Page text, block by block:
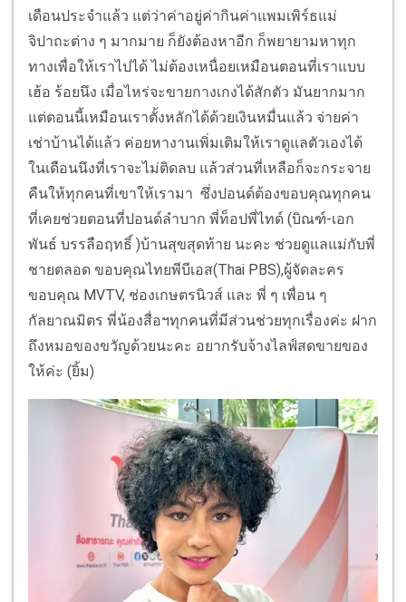
เดือนประจำแล้ว แต่ว่าค่าอยู่ค่ากินค่าแพมเพิร์ธแม่
จิปาถะต่าง ๆ มากมาย ก็ยังต้องหาอีก ก็พยายามหาทุก
ทางเพื่อให้เราไปได้ ไม่ต้องเหนื่อยเหมือนตอนที่เราแบบ
เฮ้อ ร้อยนึง เมื่อไหร่จะขายกางเกงได้สักตัว มันยากมาก
แต่ตอนนี้เหมือนเราตั้งหลักได้ด้วยเงินหมื่นแล้ว จ่ายค่า
เช่าบ้านได้แล้ว ค่อยหางานเพิ่มเติมให้เราดูแลตัวเองได้
ในเดือนนึงที่เราจะไม่ติดลบ แล้วส่วนที่เหลือก็จะกระจาย
คืนให้ทุกคนที่เขาให้เรามา ซึ่งปอนด์ต้องขอบคุณทุกคน
ที่เคยช่วยตอนที่ปอนด์ลำบาก พี่ท็อปพี่ไทด์ (บิณฑ์-เอก
พันธ์ บรรลือฤทธิ์ )บ้านสุขสุดท้าย นะคะ ช่วยดูแลแม่กับพี่
ชายตลอด ขอบคุณไทยพีบีเอส(Thai PBS),ผู้จัดละคร
ขอบคุณ MVTV, ช่องเกษตรนิวส์ และ พี่ ๆ เพื่อน ๆ
กัลยาณมิตร พี่น้องสื่อฯทุกคนที่มีส่วนช่วยทุกเรื่องค่ะ ฝาก
ถึงหมอของขวัญด้วยนะคะ อยากรับจ้างไลฟ์สดขายของ
ให้ค่ะ (ยิ้ม)